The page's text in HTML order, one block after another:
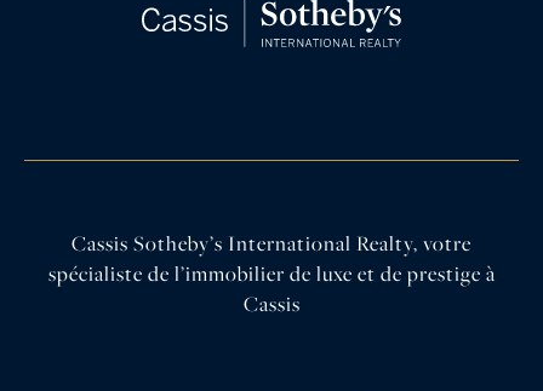
Cassis Sotheby’s International Realty, votre
spécialiste de l’immobilier de luxe et de prestige à
Cassis